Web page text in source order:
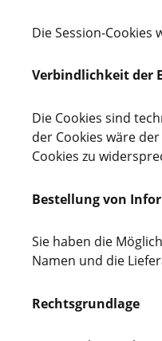
Die Session-
Verbindlichkeit der
Die Cookies sind
der Cookies wäre
Cookies zu
Bestellung von
Sie haben die
Namen und die
Rechtsgrundlage